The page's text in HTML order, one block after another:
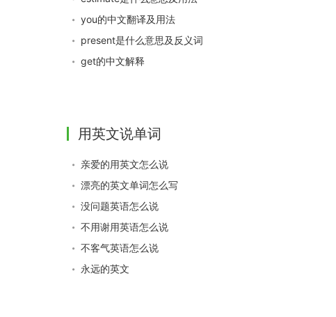
you的中文翻译及用法
present是什么意思及反义词
get的中文解释
用英文说单词
亲爱的用英文怎么说
漂亮的英文单词怎么写
没问题英语怎么说
不用谢用英语怎么说
不客气英语怎么说
永远的英文